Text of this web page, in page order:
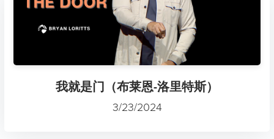
我就是门（布莱恩-洛里特斯）
3/23/2024